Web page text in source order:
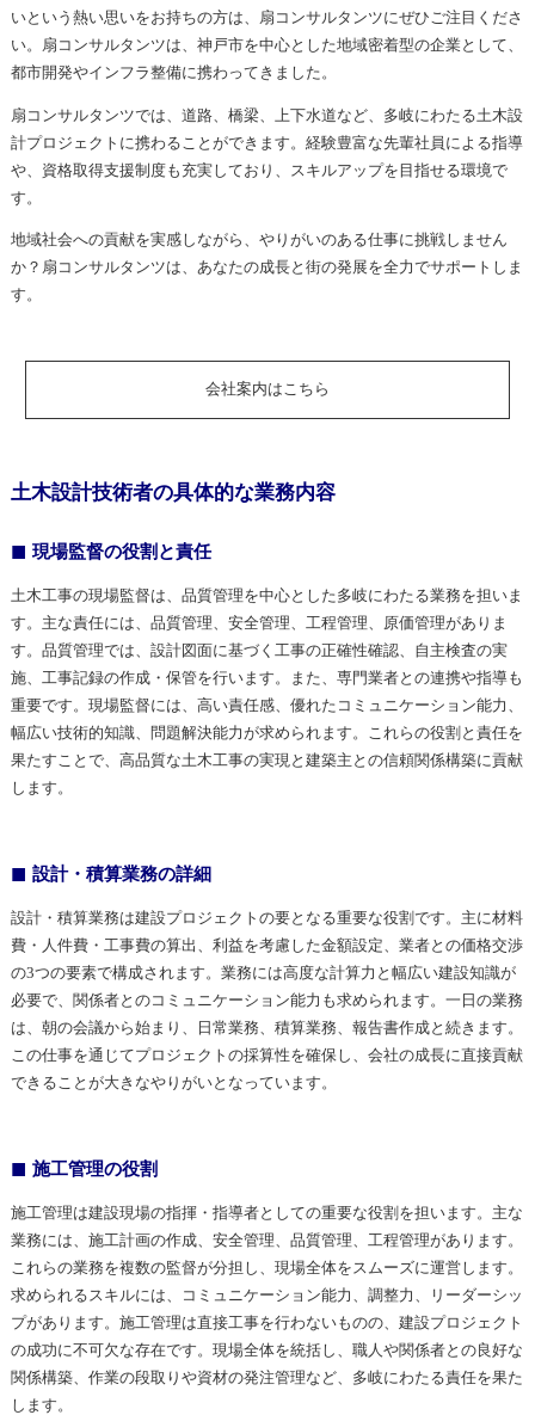
いという熱い思いをお持ちの方は、扇コンサルタンツにぜひご注目くださ
い。扇コンサルタンツは、神戸市を中心とした地域密着型の企業として、
都市開発やインフラ整備に携わってきました。
扇コンサルタンツでは、道路、橋梁、上下水道など、多岐にわたる土木設
計プロジェクトに携わることができます。経験豊富な先輩社員による指導
や、資格取得支援制度も充実しており、スキルアップを目指せる環境で
す。
地域社会への貢献を実感しながら、やりがいのある仕事に挑戦しません
か？扇コンサルタンツは、あなたの成長と街の発展を全力でサポートしま
す。
会社案内はこちら
土木設計技術者の具体的な業務内容
現場監督の役割と責任
土木工事の現場監督は、品質管理を中心とした多岐にわたる業務を担いま
す。主な責任には、品質管理、安全管理、工程管理、原価管理がありま
す。品質管理では、設計図面に基づく工事の正確性確認、自主検査の実
施、工事記録の作成・保管を行います。また、専門業者との連携や指導も
重要です。現場監督には、高い責任感、優れたコミュニケーション能力、
幅広い技術的知識、問題解決能力が求められます。これらの役割と責任を
果たすことで、高品質な土木工事の実現と建築主との信頼関係構築に貢献
します。
設計・積算業務の詳細
設計・積算業務は建設プロジェクトの要となる重要な役割です。主に材料
費・人件費・工事費の算出、利益を考慮した金額設定、業者との価格交渉
の3つの要素で構成されます。業務には高度な計算力と幅広い建設知識が
必要で、関係者とのコミュニケーション能力も求められます。一日の業務
は、朝の会議から始まり、日常業務、積算業務、報告書作成と続きます。
この仕事を通じてプロジェクトの採算性を確保し、会社の成長に直接貢献
できることが大きなやりがいとなっています。
施工管理の役割
施工管理は建設現場の指揮・指導者としての重要な役割を担います。主な
業務には、施工計画の作成、安全管理、品質管理、工程管理があります。
これらの業務を複数の監督が分担し、現場全体をスムーズに運営します。
求められるスキルには、コミュニケーション能力、調整力、リーダーシッ
プがあります。施工管理は直接工事を行わないものの、建設プロジェクト
の成功に不可欠な存在です。現場全体を統括し、職人や関係者との良好な
関係構築、作業の段取りや資材の発注管理など、多岐にわたる責任を果た
します。